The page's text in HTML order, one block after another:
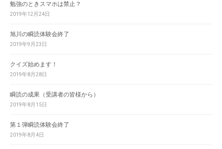
勉強のときスマホは禁止？
2019年12月24日
旭川の瞬読体験会終了
2019年9月23日
クイズ始めます！
2019年8月28日
瞬読の成果（受講者の皆様から）
2019年8月15日
第１弾瞬読体験会終了
2019年8月4日